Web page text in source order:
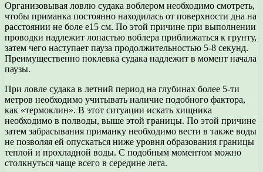
Организовывая ловлю судака воблером необходимо смотреть,
чтобы приманка постоянно находилась от поверхности дна на
расстоянии не боле е15 см. По этой причине при выполнении
проводки надлежит лопастью воблера приближаться к грунту,
затем чего наступает пауза продолжительностью 5-8 секунд.
Преимущественно поклевка судака надлежит в момент начала
паузы.
При ловле судака в летний период на глубинах более 5-ти
метров необходимо учитывать наличие подобного фактора,
как «термоклин». В этот ситуации искать хищника
необходимо в полводы, выше этой границы. По этой причине
затем забрасывания приманку необходимо вести в также воды
не позволяя ей опускаться ниже уровня образования границы
теплой и прохладной воды. С подобным моментом можно
столкнуться чаще всего в середине лета.